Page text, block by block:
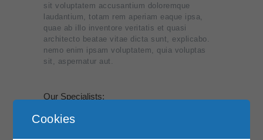
sit voluptatem accusantium doloremque
laudantium, totam rem aperiam eaque ipsa,
quae ab illo inventore veritatis et quasi
architecto beatae vitae dicta sunt, explicabo.
nemo enim ipsam voluptatem, quia voluptas
sit, aspernatur aut.
Our Specialists:
Sed ut perspiciatis, unde omnis iste natus error
sit voluptatem accusantium doloremque
Cookies